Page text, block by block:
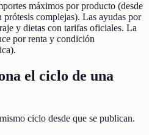
máximos por producto (desde
prótesis complejas). Las ayudas por
y dietas con tarifas oficiales. La
por renta y condición
el ciclo de una
ciclo desde que se publican.